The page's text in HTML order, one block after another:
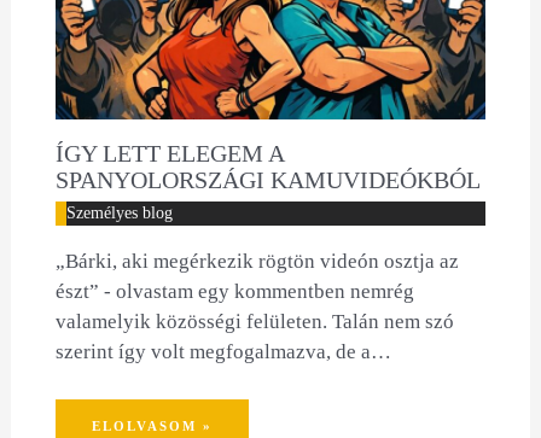
ÍGY LETT ELEGEM A
SPANYOLORSZÁGI KAMUVIDEÓKBÓL
Személyes blog
„Bárki, aki megérkezik rögtön videón osztja az
észt” - olvastam egy kommentben nemrég
valamelyik közösségi felületen. Talán nem szó
szerint így volt megfogalmazva, de a…
ELOLVASOM »